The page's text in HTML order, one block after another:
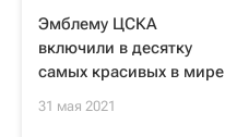
Эмблему ЦСКА
включили в десятку
самых красивых в мире
31 мая 2021